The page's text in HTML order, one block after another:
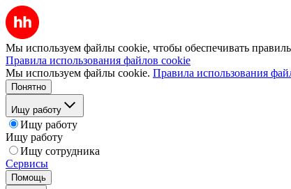
Мы используем файлы cookie, чтобы обеспечивать
Правила использования файлов cookie
Мы используем файлы cookie. Правила использования
Понятно
Ищу работу
Ищу работу
Ищу работу
Ищу сотрудника
Сервисы
Помощь